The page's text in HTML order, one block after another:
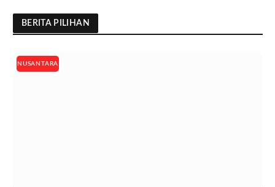
BERITA PILIHAN
NUSANTARA